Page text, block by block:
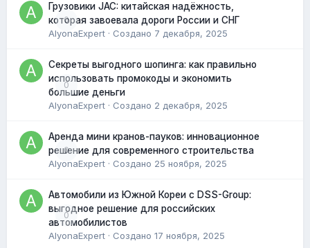
0
Грузовики JAC: китайская надёжность,
которая завоевала дороги России и СНГ
AlyonaExpert · Создано 7 декабря, 2025
0
Секреты выгодного шопинга: как правильно
использовать промокоды и экономить
большие деньги
AlyonaExpert · Создано 2 декабря, 2025
0
Аренда мини кранов-пауков: инновационное
решение для современного строительства
AlyonaExpert · Создано 25 ноября, 2025
0
Автомобили из Южной Кореи с DSS-Group:
выгодное решение для российских
автомобилистов
AlyonaExpert · Создано 17 ноября, 2025